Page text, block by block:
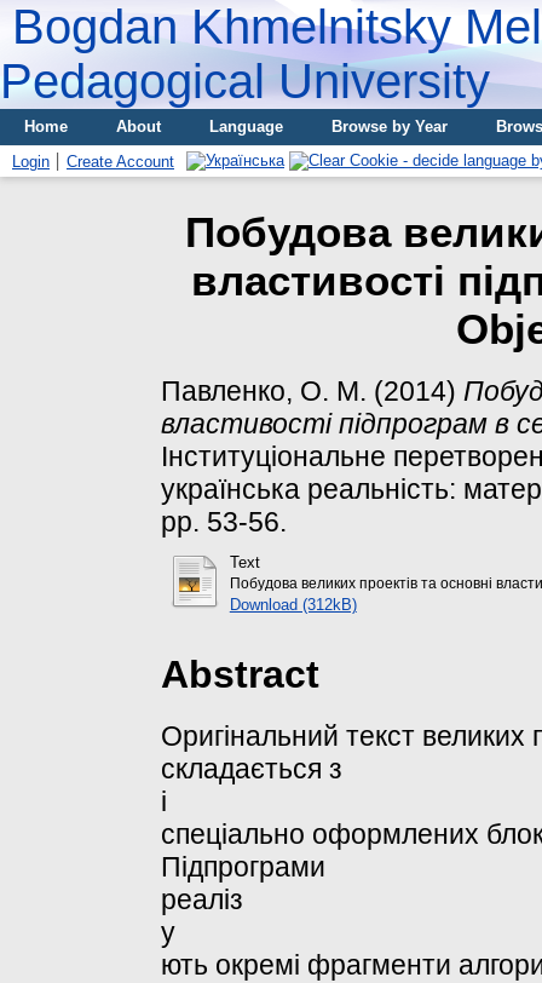
Bogdan Khmelnitsky
Pedagogical University
Home About Language Browse by Year
Login
Create Account
Побудова
властивості
Павленко, О. М. (2014)
властивості підпрограм в
Інституціональне
українська реальність:
pp. 53-56.
Text
Побудова великих проектів та основні
Download (312kB)
Abstract
Оригінальний текст великих
складається з
і
спеціально оформлених
Підпрограми
реаліз
у
ють окремі фрагменти